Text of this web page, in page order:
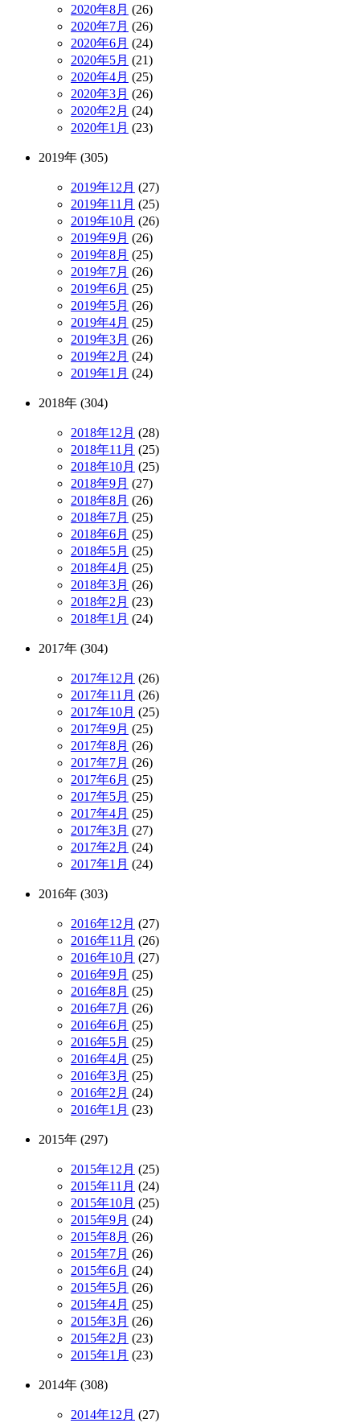
2020年8月 (26)
2020年7月 (26)
2020年6月 (24)
2020年5月 (21)
2020年4月 (25)
2020年3月 (26)
2020年2月 (24)
2020年1月 (23)
2019年 (305)
2019年12月 (27)
2019年11月 (25)
2019年10月 (26)
2019年9月 (26)
2019年8月 (25)
2019年7月 (26)
2019年6月 (25)
2019年5月 (26)
2019年4月 (25)
2019年3月 (26)
2019年2月 (24)
2019年1月 (24)
2018年 (304)
2018年12月 (28)
2018年11月 (25)
2018年10月 (25)
2018年9月 (27)
2018年8月 (26)
2018年7月 (25)
2018年6月 (25)
2018年5月 (25)
2018年4月 (25)
2018年3月 (26)
2018年2月 (23)
2018年1月 (24)
2017年 (304)
2017年12月 (26)
2017年11月 (26)
2017年10月 (25)
2017年9月 (25)
2017年8月 (26)
2017年7月 (26)
2017年6月 (25)
2017年5月 (25)
2017年4月 (25)
2017年3月 (27)
2017年2月 (24)
2017年1月 (24)
2016年 (303)
2016年12月 (27)
2016年11月 (26)
2016年10月 (27)
2016年9月 (25)
2016年8月 (25)
2016年7月 (26)
2016年6月 (25)
2016年5月 (25)
2016年4月 (25)
2016年3月 (25)
2016年2月 (24)
2016年1月 (23)
2015年 (297)
2015年12月 (25)
2015年11月 (24)
2015年10月 (25)
2015年9月 (24)
2015年8月 (26)
2015年7月 (26)
2015年6月 (24)
2015年5月 (26)
2015年4月 (25)
2015年3月 (26)
2015年2月 (23)
2015年1月 (23)
2014年 (308)
2014年12月 (27)